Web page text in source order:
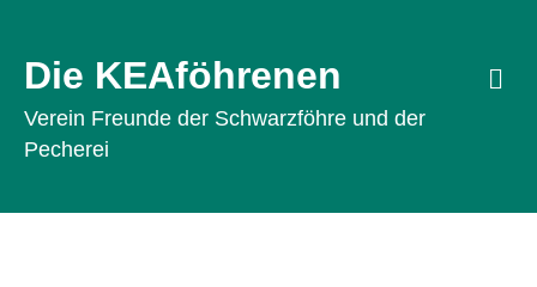
Die KEAföhrenen
Verein Freunde der Schwarzföhre und der
Pecherei